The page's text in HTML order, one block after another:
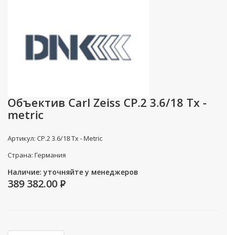
Объектив Carl Zeiss CP.2 3.6/18 Tx -
metric
Артикул: CP.2 3.6/18 Tx - Metric
Страна: Германия
Наличие: уточняйте у менеджеров
389 382.00 P